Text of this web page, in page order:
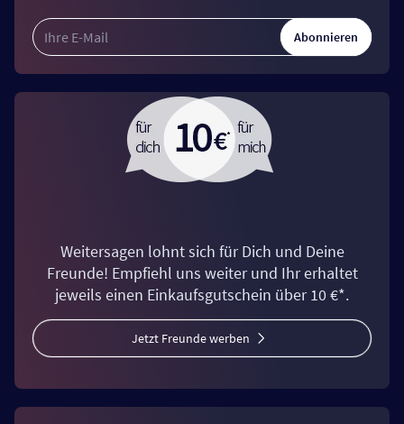
Abonnieren
Weitersagen lohnt sich für Dich und Deine
Freunde! Empfiehl uns weiter und Ihr erhaltet
jeweils einen Einkaufsgutschein über 10 €*.
Jetzt Freunde werben